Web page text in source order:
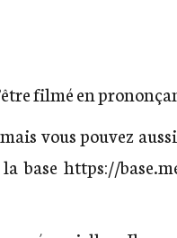
filmé en
vous pouvez
base https://